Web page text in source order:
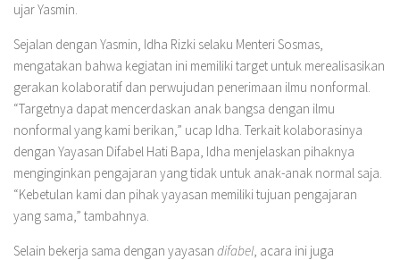
ujar Yasmin.
Sejalan dengan Yasmin, Idha Rizki selaku Menteri Sosmas,
mengatakan bahwa kegiatan ini memiliki target untuk merealisasikan
gerakan kolaboratif dan perwujudan penerimaan ilmu nonformal.
“Targetnya dapat mencerdaskan anak bangsa dengan ilmu
nonformal yang kami berikan,” ucap Idha. Terkait kolaborasinya
dengan Yayasan Difabel Hati Bapa, Idha menjelaskan pihaknya
menginginkan pengajaran yang tidak untuk anak-anak normal saja.
“Kebetulan kami dan pihak yayasan memiliki tujuan pengajaran
yang sama,” tambahnya.
Selain bekerja sama dengan yayasan difabel, acara ini juga